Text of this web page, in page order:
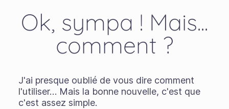
Ok, sympa ! Mais...
comment ?
J'ai presque oublié de vous dire comment
l'utiliser… Mais la bonne nouvelle, c'est que
c'est assez simple.